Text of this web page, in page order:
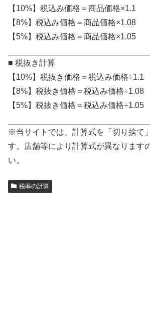
【10%】税込み価格＝商品価格×1.1
【8%】税込み価格＝商品価格×1.08
【5%】税込み価格＝商品価格×1.05
■ 税抜き計算
【10%】税抜き価格＝税込み価格÷1.1
【8%】税抜き価格＝税込み価格÷1.08
【5%】税抜き価格＝税込み価格÷1.05
※当サイトでは、計算式を「切り捨て
す。店舗等により計算式が異なります
い。
税率の計算